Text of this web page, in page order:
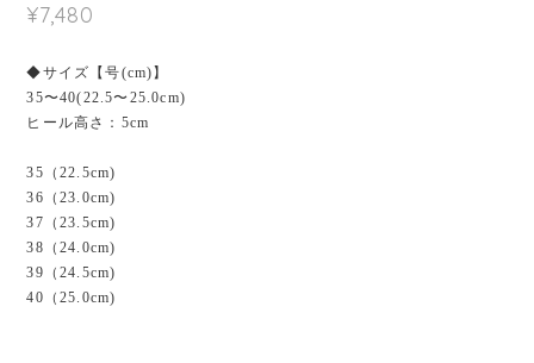
¥7,480
◆サイズ【号(cm)】
35〜40(22.5〜25.0cm)
ヒール高さ：5cm
35（22.5cm)
36（23.0cm)
37（23.5cm)
38（24.0cm)
39（24.5cm)
40（25.0cm)